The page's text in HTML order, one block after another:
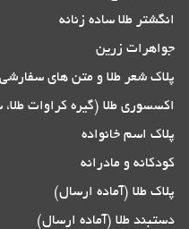
انگشتر طلا ساده زنانه
جواهرات زرین
پلاک شعر طلا و متن های سفارشی
اکسسوری طلا (گیره کراوات
پلاک اسم خانواده
کودکانه و مادرانه
پلاک طلا (آماده ارسال)
دستبند طلا (آماده ارسال)